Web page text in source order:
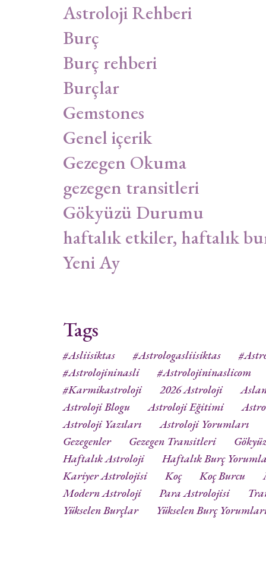
Astroloji Rehberi
Burç
Burç rehberi
Burçlar
Gemstones
Genel içerik
Gezegen Okuma
gezegen transitleri
Gökyüzü Durumu
haftalık etkiler, haftalık
Yeni Ay
Tags
#asliisiktas #astrologasliisiktas
#astrolojininasli
#astrolojininaslicom
#karmikastroloji
2026 Astroloji
Astroloji Blogu
Astroloji Eğitimi
Astroloji Yazıları
Astroloji Yorumları
Gezegenler
Gezegen Transitleri
Haftalık Astroloji
Haftalık Burç
Kariyer Astrolojisi
Koç Koç Burcu
Modern Astroloji
Para Astrolojisi
Yükselen Burçlar
Yükselen Burç